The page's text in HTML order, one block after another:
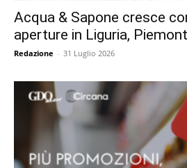
Acqua & Sapone cresce
aperture in Liguria,
Redazione - 31 Luglio 2026